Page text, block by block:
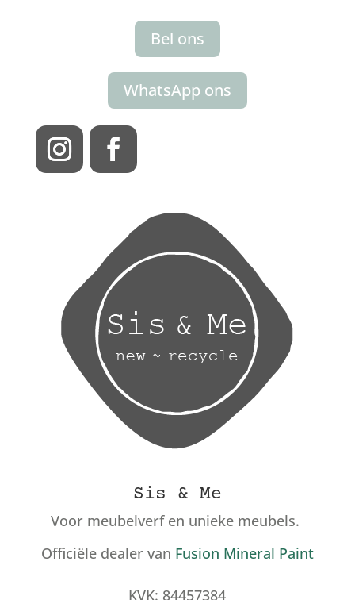
Bel ons
WhatsApp ons
Sis & Me
Voor meubelverf en unieke meubels.
Officiële dealer van Fusion Mineral Paint
KVK: 84457384